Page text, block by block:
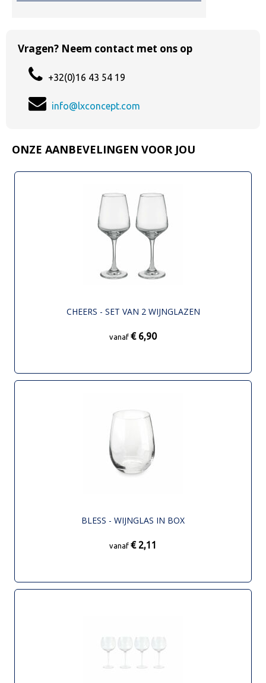
Vragen? Neem contact met ons op
+32(0)16 43 54 19
info@lxconcept.com
ONZE AANBEVELINGEN VOOR JOU
CHEERS - SET VAN 2 WIJNGLAZEN
vanaf € 6,90
BLESS - WIJNGLAS IN BOX
vanaf € 2,11